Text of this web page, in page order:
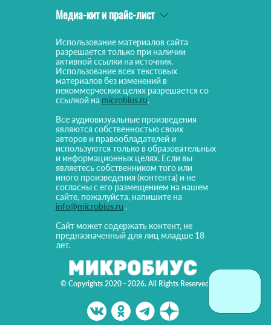
© Copyrights 2020 - 2026. All Rights Reserved!
Медиа-кит и прайс-лист
Использование материалов сайта
разрешается только при наличии
активной ссылки на источник.
Использование всех текстовых
материалов без изменений в
некоммерческих целях разрешается со
ссылкой на microbius.ru.
Все аудиовизуальные произведения
являются собственностью своих
авторов и правообладателей и
используются только в образовательных
и информационных целях. Если вы
являетесь собственником того или
иного произведения (контента) и не
согласны с его размещением на нашем
сайте, пожалуйста, напишите на
info@microbius.ru .
Сайт может содержать контент, не
предназначенный для лиц младше 18
лет.